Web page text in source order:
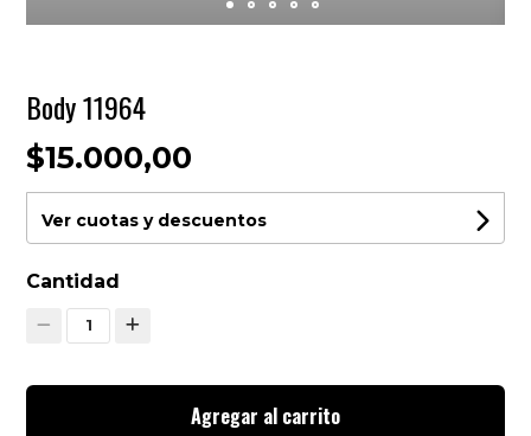
Body 11964
$15.000,00
Ver cuotas y descuentos
Cantidad
1
Agregar al carrito